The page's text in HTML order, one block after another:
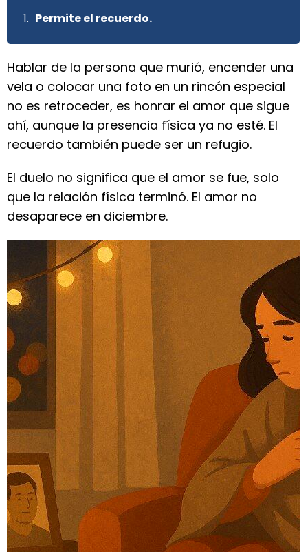
Permite el recuerdo.
Hablar de la persona que murió, encender una
vela o colocar una foto en un rincón especial
no es retroceder, es honrar el amor que sigue
ahí, aunque la presencia física ya no esté. El
recuerdo también puede ser un refugio.
El duelo no significa que el amor se fue, solo
que la relación física terminó. El amor no
desaparece en diciembre.